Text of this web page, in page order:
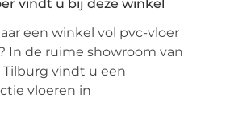
vindt u bij deze winkel
een winkel vol pvc-vloer
In de ruime showroom van
vindt u een
vloeren in